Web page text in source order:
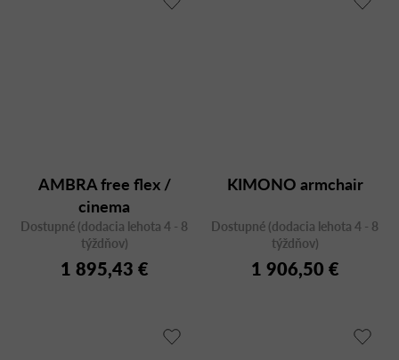
AMBRA free flex /
cinema
Dostupné (dodacia lehota 4 - 8
týždňov)
1 895,43 €
KIMONO armchair
Dostupné (dodacia lehota 4 - 8
týždňov)
1 906,50 €